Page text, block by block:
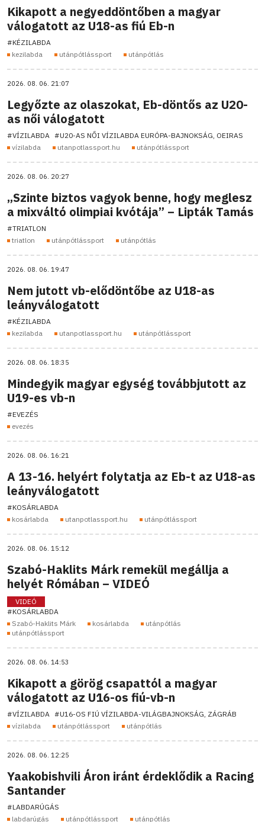
Kikapott a negyeddöntőben a magyar
válogatott az U18-as fiú Eb-n
#KÉZILABDA
kezilabda
utánpótlássport utánpótlás
2026. 08. 06. 21:07
Legyőzte az olaszokat, Eb-döntős az U20-
as női válogatott
#VÍZILABDA #U20-AS NŐI VÍZILABDA EURÓPA-BAJNOKSÁG, OEIRAS
vízilabda
utanpotlassport.hu utánpótlássport
2026. 08. 06. 20:27
„Szinte biztos vagyok benne, hogy meglesz
a mixváltó olimpiai kvótája” – Lipták Tamás
#TRIATLON
triatlon
utánpótlássport utánpótlás
2026. 08. 06. 19:47
Nem jutott vb-elődöntőbe az U18-as
leányválogatott
#KÉZILABDA
kezilabda
utanpotlassport.hu utánpótlássport
2026. 08. 06. 18:35
Mindegyik magyar egység továbbjutott az
U19-es vb-n
#EVEZÉS
evezés
2026. 08. 06. 16:21
A 13-16. helyért folytatja az Eb-t az U18-as
leányválogatott
#KOSÁRLABDA
kosárlabda
utanpotlassport.hu utánpótlássport
2026. 08. 06. 15:12
Szabó-Haklits Márk remekül megállja a
helyét Rómában – VIDEÓ
VIDEÓ
#KOSÁRLABDA
Szabó-Haklits Márk
kosárlabda
utánpótlás
utánpótlássport
2026. 08. 06. 14:53
Kikapott a görög csapattól a magyar
válogatott az U16-os fiú-vb-n
#VÍZILABDA #U16-OS FIÚ VÍZILABDA-VILÁGBAJNOKSÁG, ZÁGRÁB
vízilabda
utánpótlássport utánpótlás
2026. 08. 06. 12:25
Yaakobishvili Áron iránt érdeklődik a Racing
Santander
#LABDARÚGÁS
labdarúgás
utánpótlássport utánpótlás